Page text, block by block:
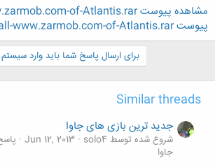
و
ع
مشاهده پیوست Call-www.zarmob.com-of-Atlantis.rar
پیوست Call-www.zarmob.com-of-Atlantis.rar
برای ارسال پاسخ شما باید وارد
Similar threads
جدید ترین بازی های جاوا
شروع شده توسط solo4 Jun 12, 2013
جاوا